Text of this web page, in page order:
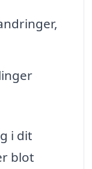
i dit
blot